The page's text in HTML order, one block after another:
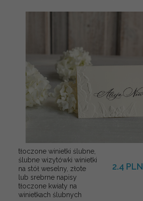
tłoczone winietki ślubne,
ślubne wizytówki winietki
na stół weselny, złote
lub srebrne napisy
tłoczone kwiaty na
winietkach ślubnych
2.4 PLN